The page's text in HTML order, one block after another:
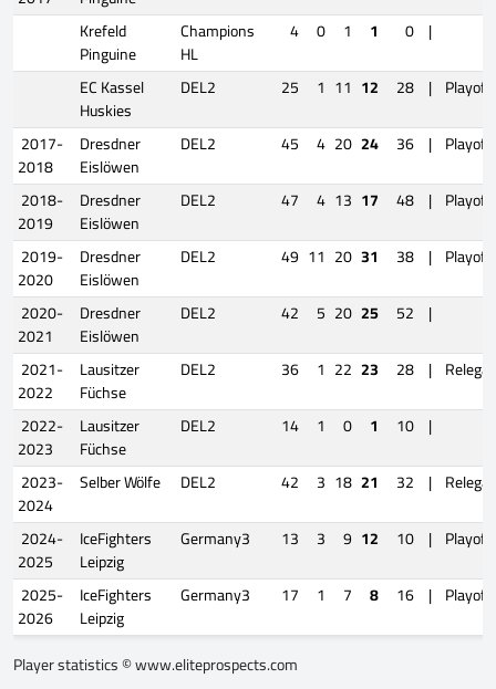
Krefeld
Pinguine
Champions
HL
4 0 1 1 0 |
EC Kassel
Huskies
DEL2 25 1 11 12 28 |
2017-
2018
Dresdner
Eislöwen
DEL2 45 4 20 24 36 |
2018-
2019
Dresdner
Eislöwen
DEL2 47 4 13 17 48 |
2019-
2020
Dresdner
Eislöwen
DEL2 49 11 20 31 38 |
2020-
2021
Dresdner
Eislöwen
DEL2 42 5 20 25 52 |
2021-
2022
Lausitzer
Füchse
DEL2 36 1 22 23 28 |
2022-
2023
Lausitzer
Füchse
DEL2 14 1 0 1 10 |
2023-
2024
Selber Wölfe DEL2 42 3 18 21 32 |
2024-
2025
IceFighters
Leipzig
Germany3 13 3 9 12 10 |
2025-
2026
IceFighters
Leipzig
Germany3 17 1 7 8 16 |
Player statistics ©www.eliteprospects.com